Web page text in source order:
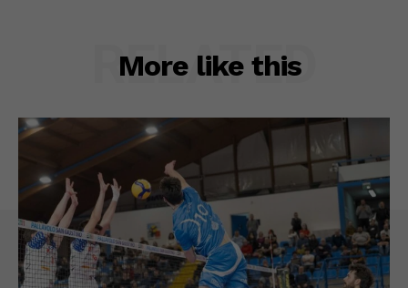
More like this
RELATED